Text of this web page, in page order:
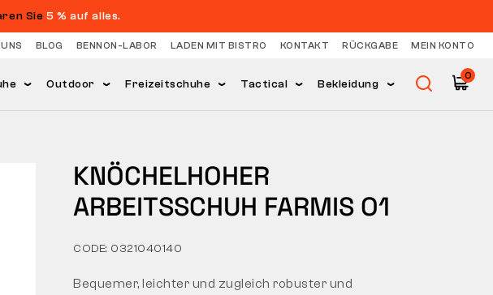
Sie 5 % auf alles.
BLOG BENNON-LABOR LADEN MIT BISTRO KONTAKT RÜCKGABE MEIN KONTO
Outdoor Freizeitschuhe Tactical Bekleidung
0
KNÖCHELHOHER
ARBEITSSCHUH FARMIS O1
CODE: 0321040140
Bequemer, leichter und zugleich robuster und